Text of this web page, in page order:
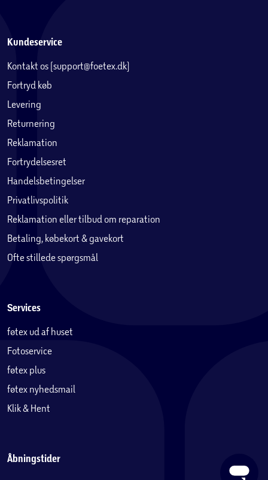
Kundeservice
Kontakt os (support@foetex.dk)
Fortryd køb
Levering
Returnering
Reklamation
Fortrydelsesret
Handelsbetingelser
Privatlivspolitik
Reklamation eller tilbud om reparation
Betaling, købekort & gavekort
Ofte stillede spørgsmål
Services
føtex ud af huset
Fotoservice
føtex plus
føtex nyhedsmail
Klik & Hent
Åbningstider